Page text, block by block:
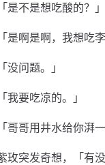
「是不是想吃酸的？
「是啊是啊，我想吃李
「没问题。」
「我要吃凉的。」
「哥哥用井水给你湃一
玫突发奇想，「有没